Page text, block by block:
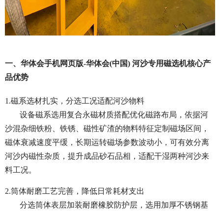
一、华体会手机网页版-华体会(中国) 河沙专用磁选机核心产
品优势
1.磁系选材扎实，分选工况适配河沙物料
设备磁系选用复合永磁材质搭配优化磁路布局，依据河
沙混杂细铁粉、铁锈、磁性矿渣的物料特征定制磁场区间，
磁体衰减速度平缓，长期运转磁场参数波动小，可有效分离
河沙内磁性杂质，提升成品砂石品相，适配干湿两种河沙来
料工况。
2.筒体耐磨工艺完善，降低日常耗材支出
分选筒体表层加装耐磨橡胶防护层，选用加厚不锈钢基